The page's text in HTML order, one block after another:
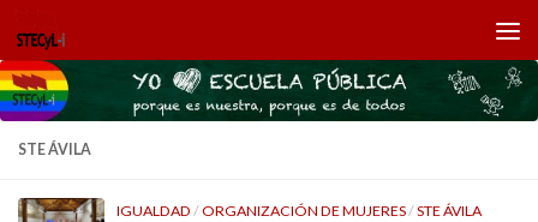
Saltar al contenido
STE ÁVILA
IGUALDAD /ORGANIZACIÓN DE MUJERES/STE ÁVILA